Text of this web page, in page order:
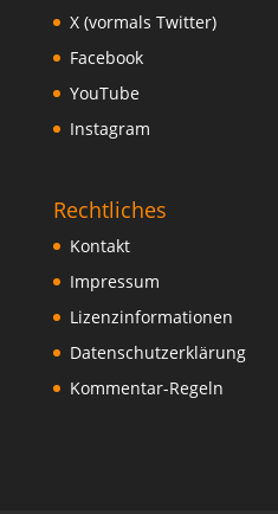
X (vormals Twitter)
Facebook
YouTube
Instagram
Rechtliches
Kontakt
Impressum
Lizenzinformationen
Datenschutzerklärung
Kommentar-Regeln